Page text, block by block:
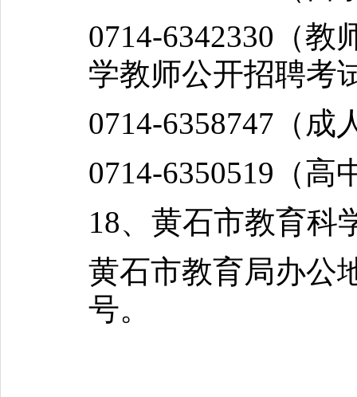
0714-6342330（
学教师公开招聘考
0714-6358747（成
0714-6350519（高
18、黄石市教育科
黄石市教育局办公
号。